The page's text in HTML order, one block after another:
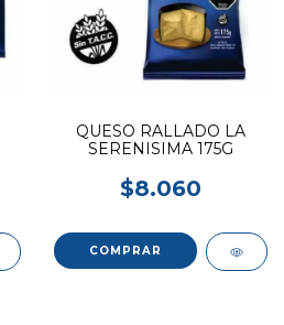
QUESO RALLADO LA
SERENISIMA 175G
$8.060